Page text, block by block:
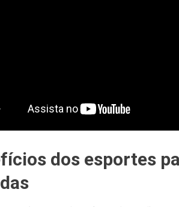
dos esportes